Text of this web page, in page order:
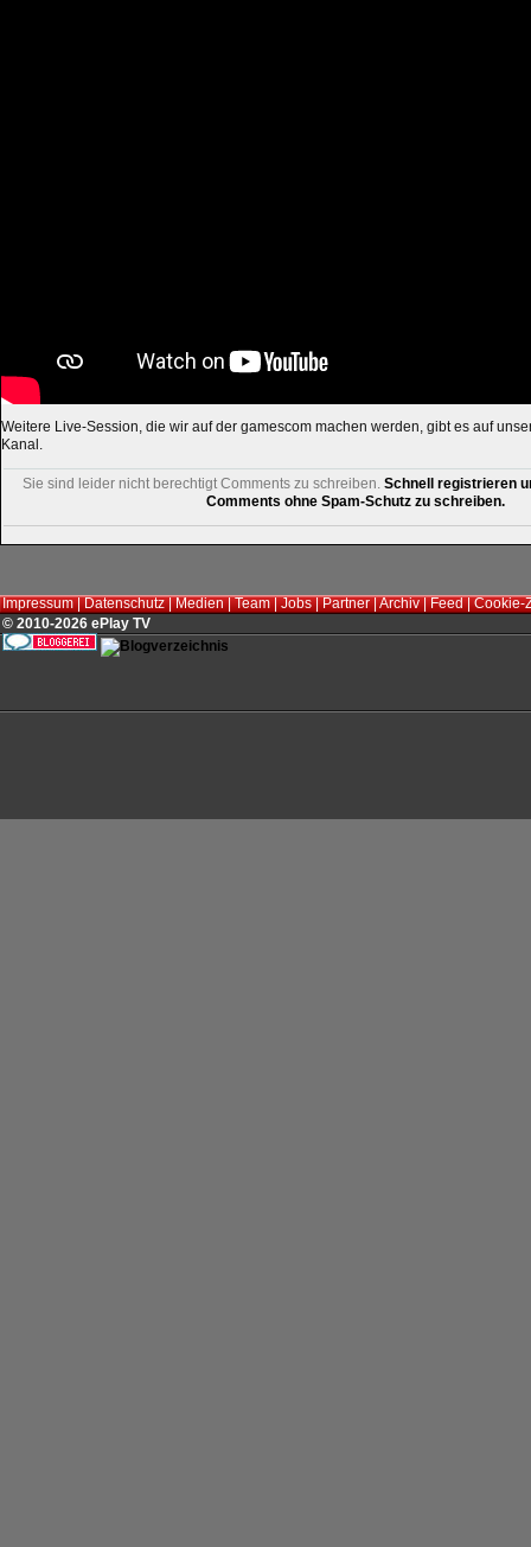
Weitere Live-Session, die wir auf der gamescom machen werden, gibt es auf
Kanal.
Sie sind leider nicht berechtigt Comments zu schreiben. Schnell registrieren
Comments ohne Spam-Schutz zu schreiben.
Impressum|Datenschutz|Medien|Team|Jobs|Partner|Archiv|Feed|Cookie-
© 2010-2026 ePlay TV